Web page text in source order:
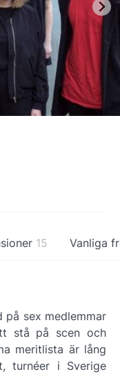
15 Vanliga
på sex medlemmar
stå på scen och
meritlista är lång
turnéer i Sverige